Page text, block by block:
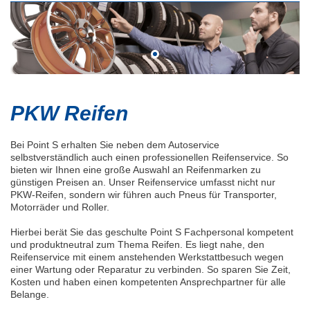
PKW Reifen
Bei Point S erhalten Sie neben dem Autoservice
selbstverständlich auch einen professionellen Reifenservice. So
bieten wir Ihnen eine große Auswahl an Reifenmarken zu
günstigen Preisen an. Unser Reifenservice umfasst nicht nur
PKW-Reifen, sondern wir führen auch Pneus für Transporter,
Motorräder und Roller.
Hierbei berät Sie das geschulte Point S Fachpersonal kompetent
und produktneutral zum Thema Reifen. Es liegt nahe, den
Reifenservice mit einem anstehenden Werkstattbesuch wegen
einer Wartung oder Reparatur zu verbinden. So sparen Sie Zeit,
Kosten und haben einen kompetenten Ansprechpartner für alle
Belange.